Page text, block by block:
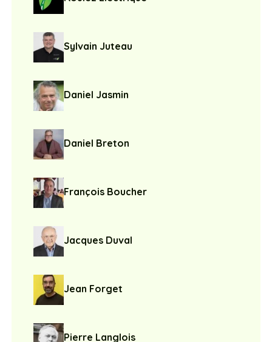
Sylvain Juteau
Daniel Jasmin
Daniel Breton
François Boucher
Jacques Duval
Jean Forget
Pierre Langlois